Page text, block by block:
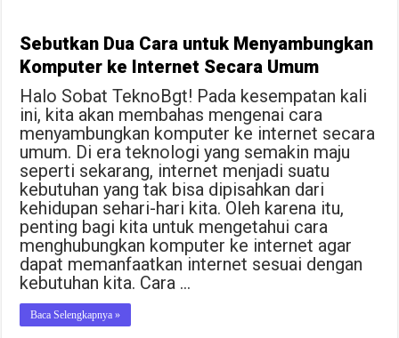
Sebutkan Dua Cara untuk Menyambungkan
Komputer ke Internet Secara Umum
Halo Sobat TeknoBgt! Pada kesempatan kali
ini, kita akan membahas mengenai cara
menyambungkan komputer ke internet secara
umum. Di era teknologi yang semakin maju
seperti sekarang, internet menjadi suatu
kebutuhan yang tak bisa dipisahkan dari
kehidupan sehari-hari kita. Oleh karena itu,
penting bagi kita untuk mengetahui cara
menghubungkan komputer ke internet agar
dapat memanfaatkan internet sesuai dengan
kebutuhan kita. Cara …
Baca Selengkapnya »